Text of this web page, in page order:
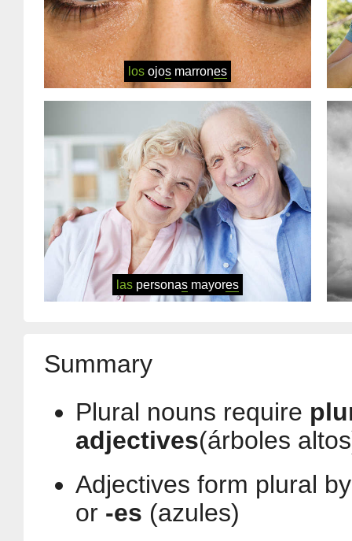
los ojos marrones
las personas mayores
Summary
Plural nouns require
adjectives(árboles
Adjectives form plural
or -es (azules)